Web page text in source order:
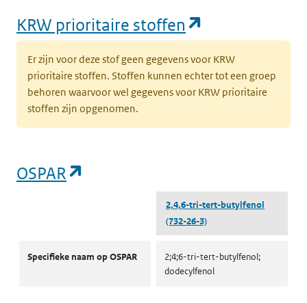
KRW prioritaire stoffen
Er zijn voor deze stof geen gegevens voor KRW
prioritaire stoffen. Stoffen kunnen echter tot een groep
behoren waarvoor wel gegevens voor KRW prioritaire
stoffen zijn opgenomen.
OSPAR
2,4,6-tri-tert-butylfenol
(732-26-3)
Specifieke naam op OSPAR
2;4;6-tri-tert-butylfenol;
dodecylfenol